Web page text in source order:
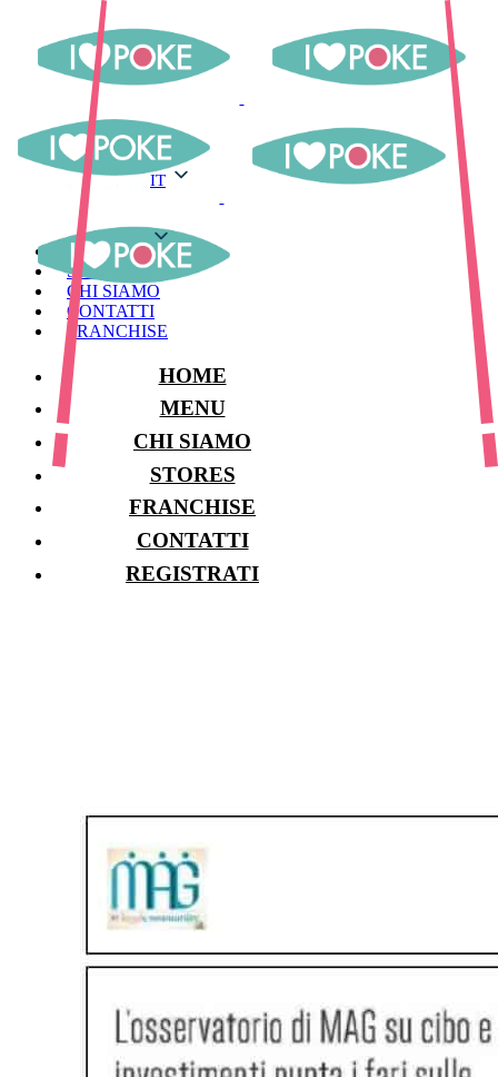
IT
MENU
STORES
CHI SIAMO
CONTATTI
FRANCHISE
HOME
MENU
CHI SIAMO
STORES
FRANCHISE
CONTATTI
REGISTRATI